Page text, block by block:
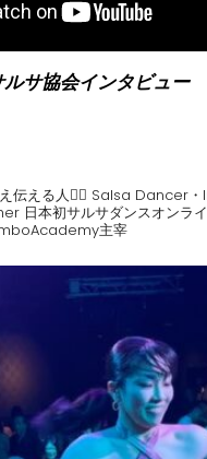
ルサ協会インタビュー
伝える人❤️‍🔥 Salsa Dancer・
日本初サルサダンスオンラ
主宰